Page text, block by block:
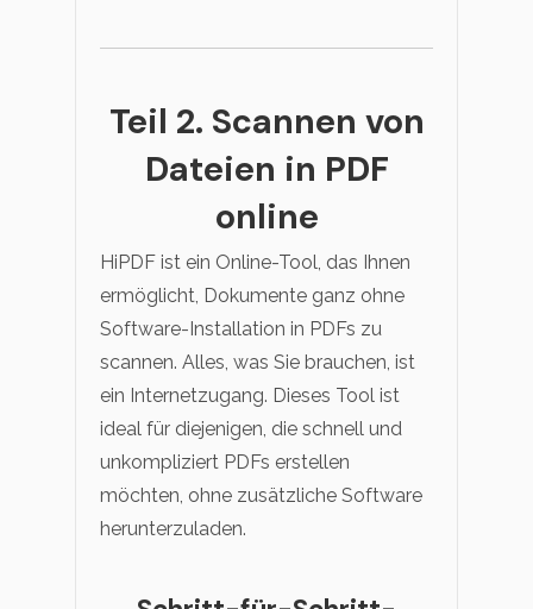
Teil 2. Scannen von
Dateien in PDF
online
HiPDF ist ein Online-Tool, das Ihnen
ermöglicht, Dokumente ganz ohne
Software-Installation in PDFs zu
scannen. Alles, was Sie brauchen, ist
ein Internetzugang. Dieses Tool ist
ideal für diejenigen, die schnell und
unkompliziert PDFs erstellen
möchten, ohne zusätzliche Software
herunterzuladen.